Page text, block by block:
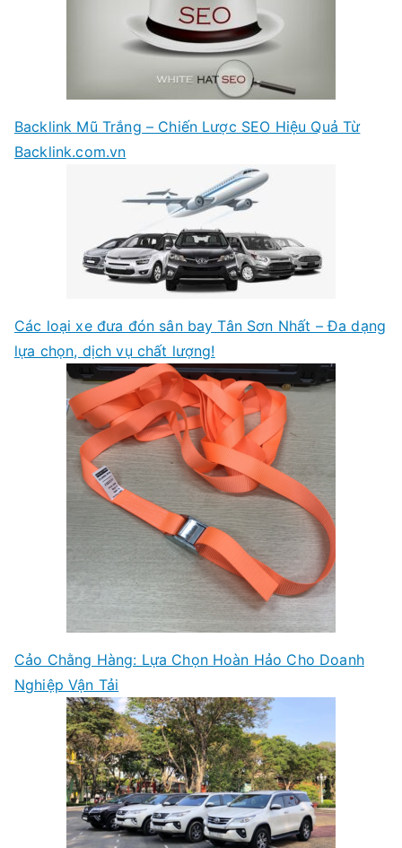
Backlink Mũ Trắng – Chiến Lược SEO Hiệu Quả Từ
Backlink.com.vn
Các loại xe đưa đón sân bay Tân Sơn Nhất – Đa dạng
lựa chọn, dịch vụ chất lượng!
Cảo Chằng Hàng: Lựa Chọn Hoàn Hảo Cho Doanh
Nghiệp Vận Tải